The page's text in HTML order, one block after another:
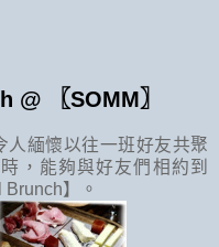
@ 〖SOMM〗
人緬懷以往一班好友共聚
，能夠與好友們相約到
】。